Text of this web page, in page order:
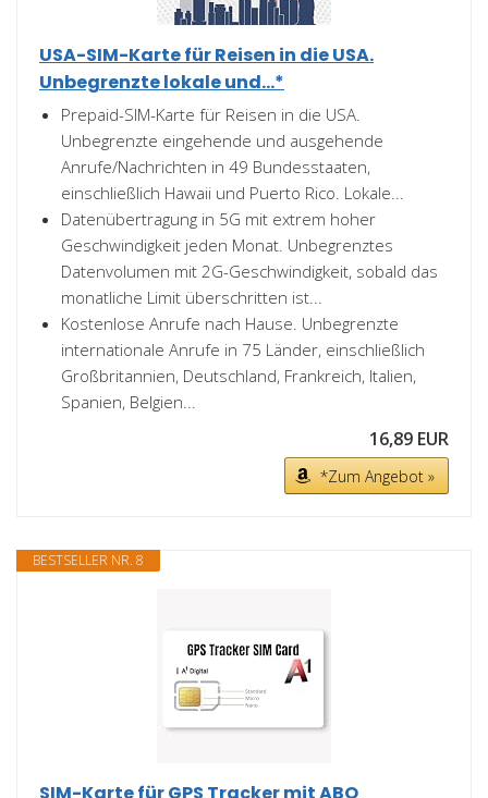
USA-SIM-Karte für Reisen in die USA.
Unbegrenzte lokale und...*
Prepaid-SIM-Karte für Reisen in die USA.
Unbegrenzte eingehende und ausgehende
Anrufe/Nachrichten in 49 Bundesstaaten,
einschließlich Hawaii und Puerto Rico. Lokale...
Datenübertragung in 5G mit extrem hoher
Geschwindigkeit jeden Monat. Unbegrenztes
Datenvolumen mit 2G-Geschwindigkeit, sobald das
monatliche Limit überschritten ist...
Kostenlose Anrufe nach Hause. Unbegrenzte
internationale Anrufe in 75 Länder, einschließlich
Großbritannien, Deutschland, Frankreich, Italien,
Spanien, Belgien...
16,89 EUR
*Zum Angebot »
BESTSELLER NR. 8